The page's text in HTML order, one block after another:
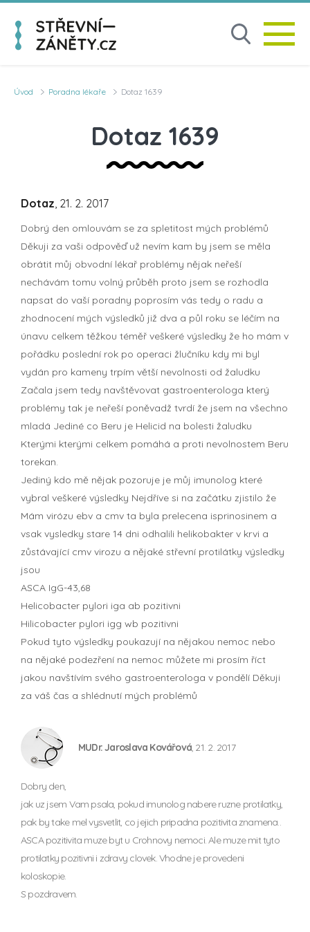
Úvod Poradna lékaře Dotaz 1639
Dotaz 1639
Dotaz, 21. 2. 2017
Dobrý den omlouvám se za spletitost mých problémů
Děkuji za vaši odpověď už nevím kam by jsem se měla
obrátit můj obvodní lékař problémy nějak neřeší
nechávám tomu volný průběh proto jsem se rozhodla
napsat do vaší poradny poprosím vás tedy o radu a
zhodnocení mých výsledků již dva a půl roku se léčím na
únavu celkem těžkou téměř veškeré výsledky že ho mám v
pořádku poslední rok po operaci žlučníku kdy mi byl
vydán pro kameny trpím větší nevolnosti od žaludku
Začala jsem tedy navštěvovat gastroenterologa který
problémy tak je neřeší poněvadž tvrdí že jsem na všechno
mladá Jediné co Beru je Helicid na bolesti žaludku
Kterými kterými celkem pomáhá a proti nevolnostem Beru
torekan.
Jediný kdo mě nějak pozoruje je můj imunolog které
vybral veškeré výsledky Nejdříve si na začátku zjistilo že
Mám virózu ebv a cmv ta byla prelecena isprinosinem a
vsak vysledky stare 14 dni odhalili helikobakter v krvi a
zůstávající cmv virozu a nějaké střevní protilátky výsledky
jsou
ASCA IgG-43,68
Helicobacter pylori iga ab pozitivni
Hilicobacter pylori igg wb pozitivni
Pokud tyto výsledky poukazují na nějakou nemoc nebo
na nějaké podezření na nemoc můžete mi prosím říct
jakou navštívím svého gastroenterologa v pondělí Děkuji
za váš čas a shlédnutí mých problémů
MUDr. Jaroslava Kovářová, 21. 2. 2017
Dobry den,
jak uz jsem Vam psala, pokud imunolog nabere ruzne protilatky,
pak by take mel vysvetlit, co jejich pripadna pozitivita znamena..
ASCA pozitivita muze byt u Crohnovy nemoci. Ale muze mit tyto
protilatky pozitivni i zdravy clovek. Vhodne je provedeni
koloskopie.
S pozdravem.